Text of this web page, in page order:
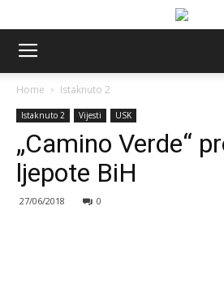
Home Istaknuto 2
Istaknuto 2 Vijesti USK
„Camino Verde“
ljepote BiH
27/06/2018 0